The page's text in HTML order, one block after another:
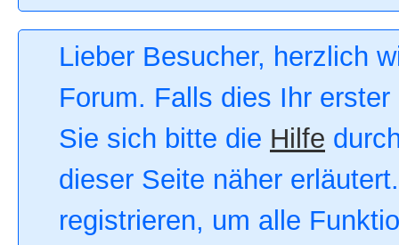
Lieber Besucher, herzlich
Forum. Falls dies Ihr
Sie sich bitte die Hilfe
dieser Seite näher
registrieren, um alle